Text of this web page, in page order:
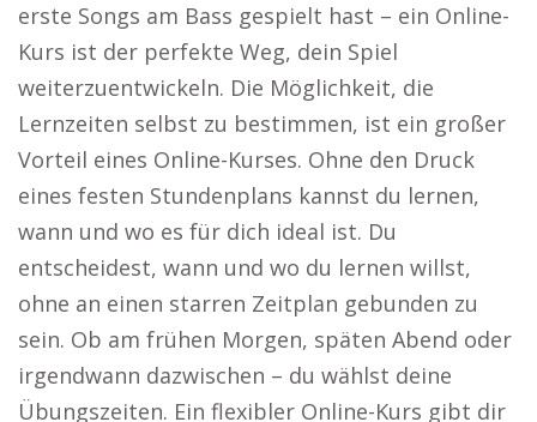
erste Songs am Bass gespielt hast – ein Online-
Kurs ist der perfekte Weg, dein Spiel
weiterzuentwickeln. Die Möglichkeit, die
Lernzeiten selbst zu bestimmen, ist ein großer
Vorteil eines Online-Kurses. Ohne den Druck
eines festen Stundenplans kannst du lernen,
wann und wo es für dich ideal ist. Du
entscheidest, wann und wo du lernen willst,
ohne an einen starren Zeitplan gebunden zu
sein. Ob am frühen Morgen, späten Abend oder
irgendwann dazwischen – du wählst deine
Übungszeiten. Ein flexibler Online-Kurs gibt dir